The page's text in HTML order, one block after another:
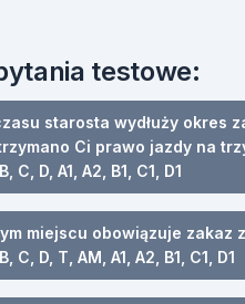
testowe:
starosta wydłuży okres
Ci prawo jazdy na
C, D, A1, A2, B1, C1, D1
miejscu obowiązuje zakaz
C, D, T, AM, A1, A2, B1, C1, D1